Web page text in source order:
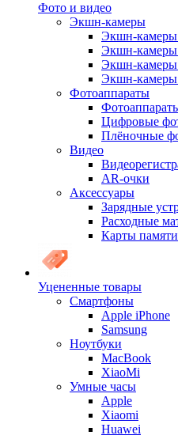
Фото и видео
Экшн-камеры
Экшн-
Экшн-камеры
Экшн-камеры
Экшн-камеры
Фотоаппараты
Цифровые
Плёночные
Видео
AR-очки
Аксессуары
Зарядные
Расходные
Карты памяти
Уцененные товары
Cмартфоны
Apple iPhone
Samsung
Ноутбуки
MacBook
XiaoMi
Умные часы
Apple
Xiaomi
Huawei